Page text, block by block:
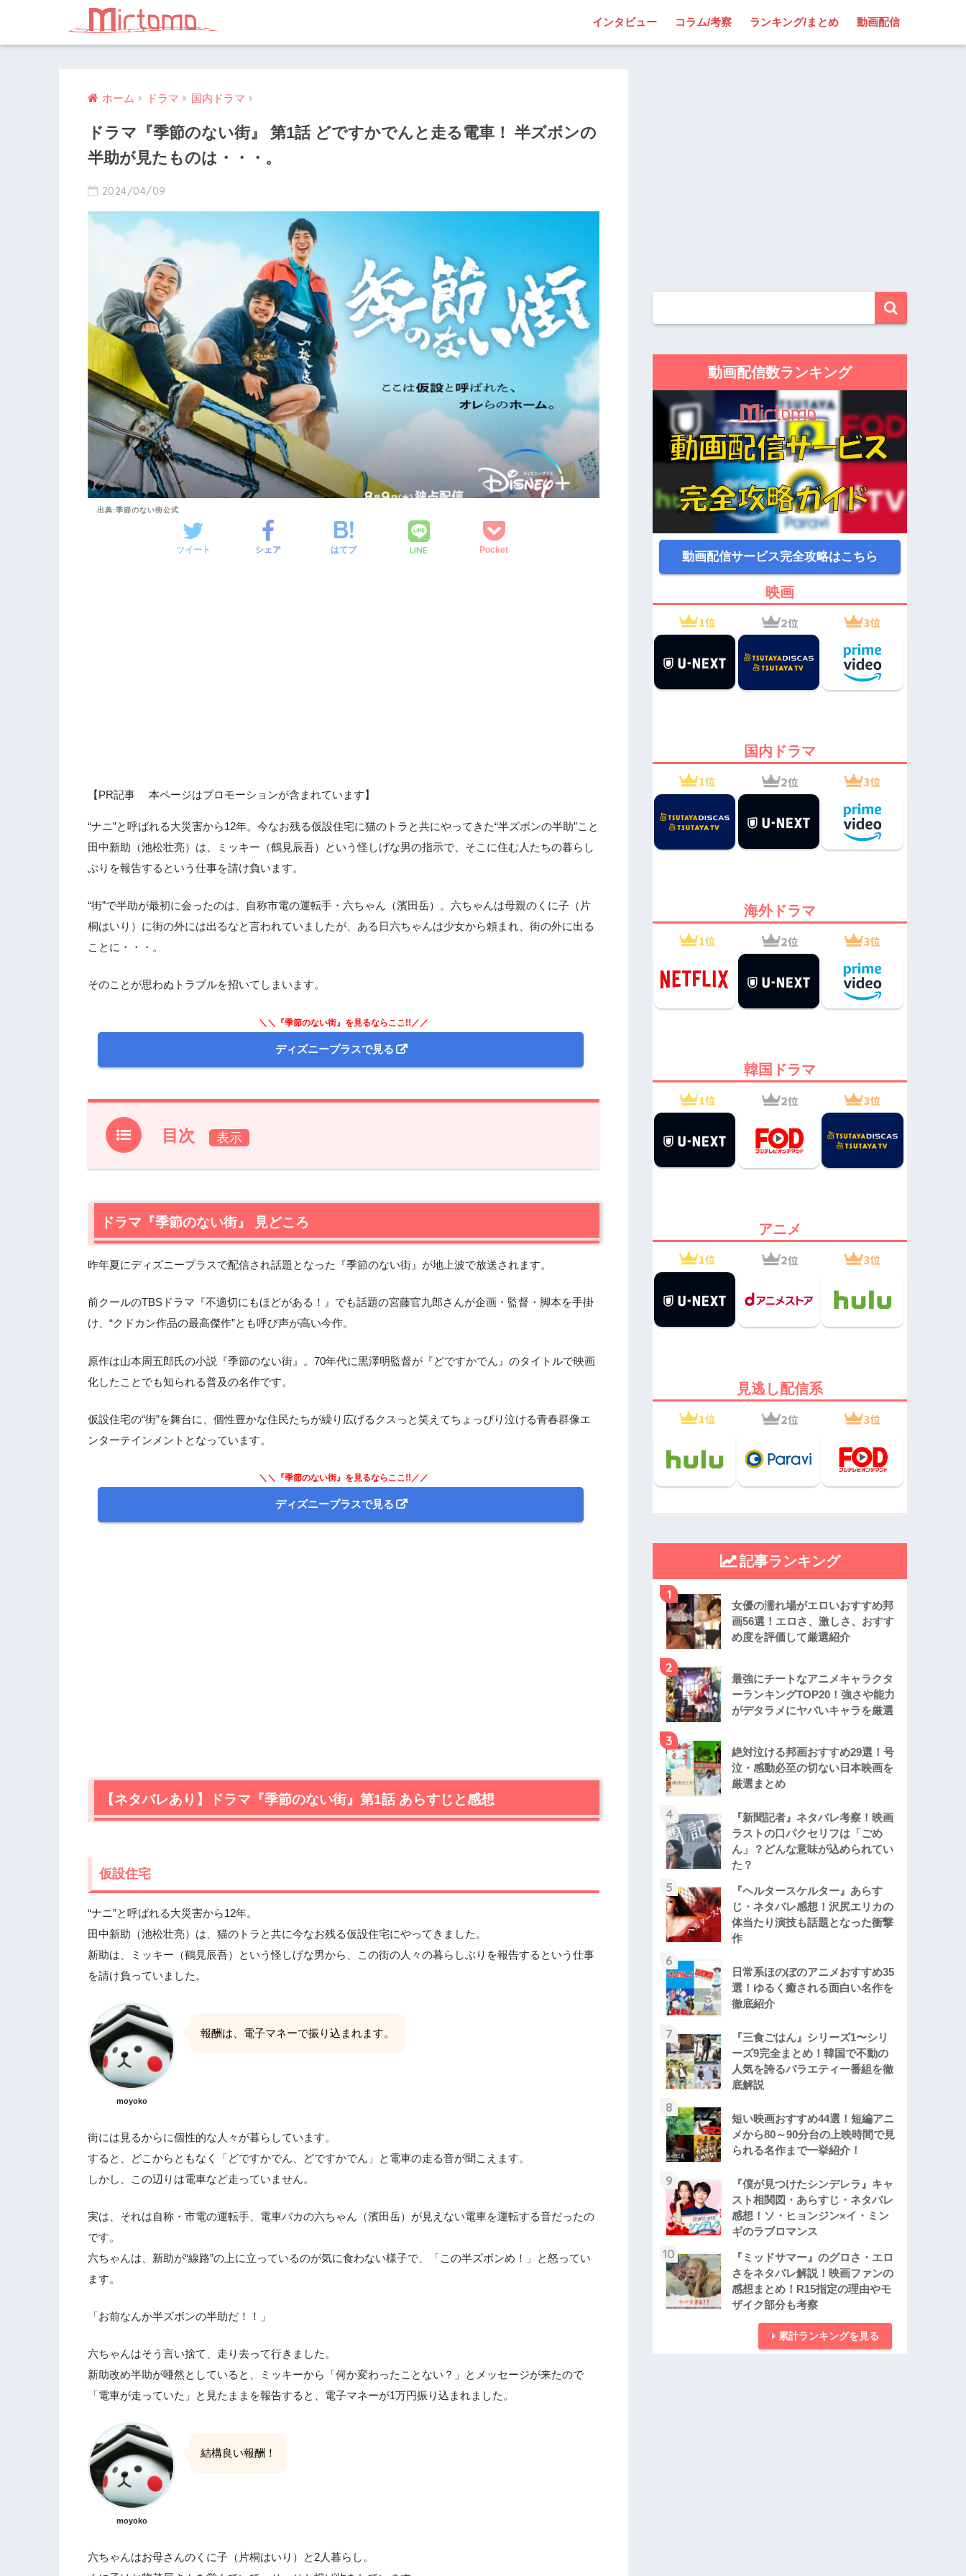
インタビュー コラム/考察 ランキング/まとめ 動画配信
ホーム ドラマ 国内ドラマ
ドラマ『季節のない街』 第1話 どですかでんと走る電車！ 半ズボンの
半助が見たものは・・・。
2024/04/09
出典:季節のない街公式
ツイート シェア はてブ LINE Pocket
【PR記事 本ページはプロモーションが含まれています】
“ナニ”と呼ばれる大災害から12年。今なお残る仮設住宅に猫のトラと共にやってきた“半ズボンの半助”こと
田中新助（池松壮亮）は、ミッキー（鶴見辰吾）という怪しげな男の指示で、そこに住む人たちの暮らし
ぶりを報告するという仕事を請け負います。
“街”で半助が最初に会ったのは、自称市電の運転手・六ちゃん（濱田岳）。六ちゃんは母親のくに子（片
桐はいり）に街の外には出るなと言われていましたが、ある日六ちゃんは少女から頼まれ、街の外に出る
ことに・・・。
そのことが思わぬトラブルを招いてしまいます。
＼＼『季節のない街』を見るならここ!!／／
ディズニープラスで見る
目次
1.ドラマ『季節のない街』 見どころ
2.1 仮設住宅
2.2街の外
2.3 誘拐疑惑
3. ドラマ『季節のない街』 第1話 感想＆まとめ
ドラマ『季節のない街』 見どころ
昨年夏にディズニープラスで配信され話題となった『季節のない街』が地上波で放送されます。
前クールのTBSドラマ『不適切にもほどがある！』でも話題の宮藤官九郎さんが企画・監督・脚本を手掛
け、“クドカン作品の最高傑作”とも呼び声が高い今作。
原作は山本周五郎氏の小説『季節のない街』。70年代に黒澤明監督が『どですかでん』のタイトルで映画
化したことでも知られる普及の名作です。
仮設住宅の“街”を舞台に、個性豊かな住民たちが繰り広げるクスっと笑えてちょっぴり泣ける青春群像エ
ンターテインメントとなっています。
＼＼『季節のない街』を見るならここ!!／／
ディズニープラスで見る
【ネタバレあり】ドラマ『季節のない街』第1話 あらすじと感想
仮設住宅
“ナニ”と呼ばれる大災害から12年。
田中新助（池松壮亮）は、猫のトラと共に今なお残る仮設住宅にやってきました。
新助は、ミッキー（鶴見辰吾）という怪しげな男から、この街の人々の暮らしぶりを報告するという仕事
を請け負っていました。
moyoko
報酬は、電子マネーで振り込まれます。
街には見るからに個性的な人々が暮らしています。
すると、どこからともなく「どですかでん、どですかでん」と電車の走る音が聞こえます。
しかし、この辺りは電車など走っていません。
実は、それは自称・市電の運転手、電車バカの六ちゃん（濱田岳）が見えない電車を運転する音だったの
です。
六ちゃんは、新助が“線路”の上に立っているのが気に食わない様子で、「この半ズボンめ！」と怒ってい
ます。
「お前なんか半ズボンの半助だ！！」
六ちゃんはそう言い捨て、走り去って行きました。
新助改め半助が唖然としていると、ミッキーから「何か変わったことない？」とメッセージが来たので
「電車が走っていた」と見たままを報告すると、電子マネーが1万円振り込まれました。
moyoko
結構良い報酬！
六ちゃんはお母さんのくに子（片桐はいり）と2人暮らし。
動画配信数ランキング
動画配信サービス完全攻略はこちら
映画
国内ドラマ
海外ドラマ
韓国ドラマ
アニメ
見逃し配信系
記事ランキング
1
女優の濡れ場がエロいおすすめ邦
画56選！エロさ、激しさ、おすす
め度を評価して厳選紹介
2
最強にチートなアニメキャラクタ
ーランキングTOP20！強さや能力
がデタラメにヤバいキャラを厳選
3
絶対泣ける邦画おすすめ29選！号
泣・感動必至の切ない日本映画を
厳選まとめ
4
『新聞記者』ネタバレ考察！映画
ラストの口パクセリフは「ごめ
ん」？どんな意味が込められてい
た？
5
『ヘルタースケルター』あらす
じ・ネタバレ感想！沢尻エリカの
体当たり演技も話題となった衝撃
作
6
日常系ほのぼのアニメおすすめ35
選！ゆるく癒される面白い名作を
徹底紹介
7
『三食ごはん』シリーズ1〜シリ
ーズ9完全まとめ！韓国で不動の
人気を誇るバラエティー番組を徹
底解説
8
短い映画おすすめ44選！短編アニ
メから80～90分台の上映時間で見
られる名作まで一挙紹介！
9
『僕が見つけたシンデレラ』キャ
スト相関図・あらすじ・ネタバレ
感想！ソ・ヒョンジン×イ・ミン
ギのラブロマンス
10
『ミッドサマー』のグロさ・エロ
さをネタバレ解説！映画ファンの
感想まとめ！R15指定の理由やモ
ザイク部分も考察
累計ランキングを見る